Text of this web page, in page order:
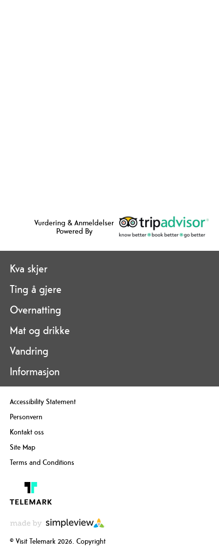
Vurdering & Anmeldelser
Powered By
Kva skjer
Ting å gjere
Overnatting
Mat og drikke
Vandring
Informasjon
Accessibility Statement
Personvern
Kontakt oss
Site Map
Terms and Conditions
© Visit Telemark 2026. Copyright